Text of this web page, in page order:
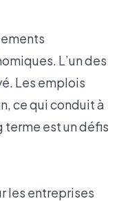
L’un des
Les emplois
ce qui conduit à
terme est un défis
les entreprises